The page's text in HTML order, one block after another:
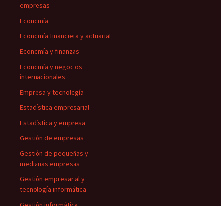
empresas
Economía
Economía financiera y actuarial
Economía y finanzas
Economía y negocios
internacionales
Empresa y tecnología
Estadística empresarial
Estadística y empresa
Gestión de empresas
Gestión de pequeñas y
medianas empresas
Gestión empresarial y
tecnología informática